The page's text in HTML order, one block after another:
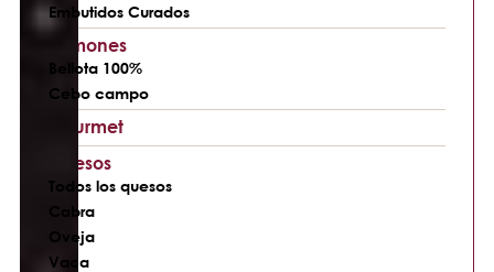
Embutidos Curados
Jamones
Bellota 100%
Cebo campo
Gourmet
Quesos
Todos los quesos
Cabra
Oveja
Vaca